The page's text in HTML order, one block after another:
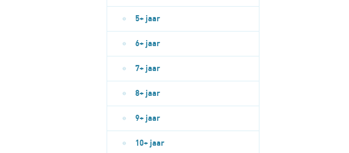
5+ jaar
6+ jaar
7+ jaar
8+ jaar
9+ jaar
10+ jaar